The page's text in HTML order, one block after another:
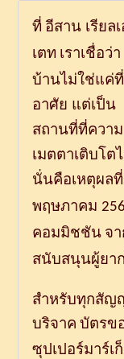
ที่ อีสาน เรียล
เตท เราเชื่อว่า
บ้านไม่ใช่แค่
อาศัย แต่เป็น
สถานที่ที่ความ
เมตตาเติบโต
นั่นคือเหตุผล
พฤษภาคม
คอมมิชชัน จ
สนับสนุนผู้ยา
สำหรับทุกสัญ
บริจาค บัตรข
ซุปเปอร์มาร์เ